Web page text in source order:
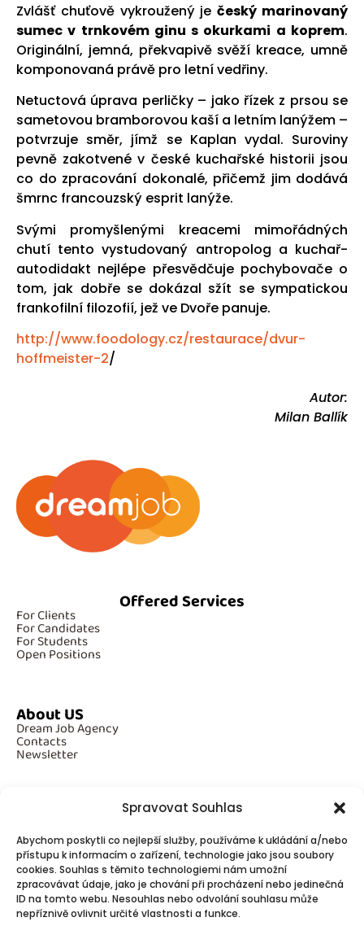
Spravovat Souhlas
Abychom poskytli co nejlepší služby, používáme k ukládání a/nebo
přístupu k informacím o zařízení, technologie jako jsou soubory
cookies. Souhlas s těmito technologiemi nám umožní
zpracovávat údaje, jako je chování při procházení nebo jedinečná
ID na tomto webu. Nesouhlas nebo odvolání souhlasu může
nepříznivě ovlivnit určité vlastnosti a funkce.
Zvlášť chuťově vykroužený ječeský marinovaný
sumec v trnkovém ginu s okurkami a koprem.
Originální, jemná, překvapivě svěží kreace, umně
komponovaná právě pro letní vedřiny.
Netuctová úprava perličky – jako řízek z prsou se
sametovou bramborovou kaší a letním lanýžem –
potvrzuje směr, jímž se Kaplan vydal. Suroviny
pevně zakotvené v české kuchařské historii jsou
co do zpracování dokonalé, přičemž jim dodává
šmrnc francouzský esprit lanýže.
Svými promyšlenými kreacemi mimořádných
chutí tento vystudovaný antropolog a kuchař-
autodidakt nejlépe přesvědčuje pochybovače o
tom, jak dobře se dokázal sžít se sympatickou
frankofilní filozofií, jež ve Dvoře panuje.
http://www.foodology.cz/restaurace/dvur-
hoffmeister-2/
Autor:
Milan Ballík
Offered Services
For Clients
For Candidates
For Students
Open Positions
About US
Dream Job Agency
Contacts
Newsletter
Additional Information
GDPR
Cookies
Follow Us